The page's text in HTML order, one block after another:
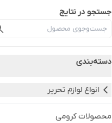
جستجو در نتایج
دسته‌بندی
انواع لوازم تحریر
محصولات کرومی